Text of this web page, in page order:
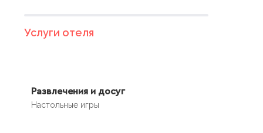
Услуги отеля
Развлечения и досуг
Настольные игры